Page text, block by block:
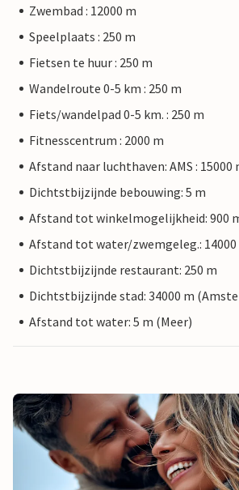
Zwembad : 12000 m
Speelplaats : 250 m
Fietsen te huur : 250 m
Wandelroute 0-5 km : 250 m
Fiets/wandelpad 0-5 km. : 250 m
Fitnesscentrum : 2000 m
Afstand naar luchthaven: AMS : 15000
Dichtstbijzijnde bebouwing: 5 m
Afstand tot winkelmogelijkheid: 900
Afstand tot water/zwemgeleg.:
Dichtstbijzijnde restaurant: 250 m
Dichtstbijzijnde stad: 34000 m
Afstand tot water: 5 m (Meer)